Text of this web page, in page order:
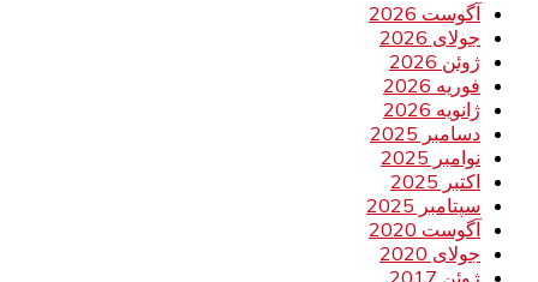
آگوست 2026
جولای 2026
ژوئن 2026
فوریه 2026
ژانویه 2026
دسامبر 2025
نوامبر 2025
اکتبر 2025
سپتامبر 2025
آگوست 2020
جولای 2020